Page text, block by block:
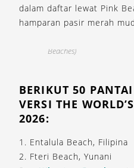
dalam daftar lewat Pink
hamparan pasir merah
Beaches)
BERIKUT 50
VERSI THE
2026:
1. Entalula Beach, Filipina
2. Fteri Beach, Yunani